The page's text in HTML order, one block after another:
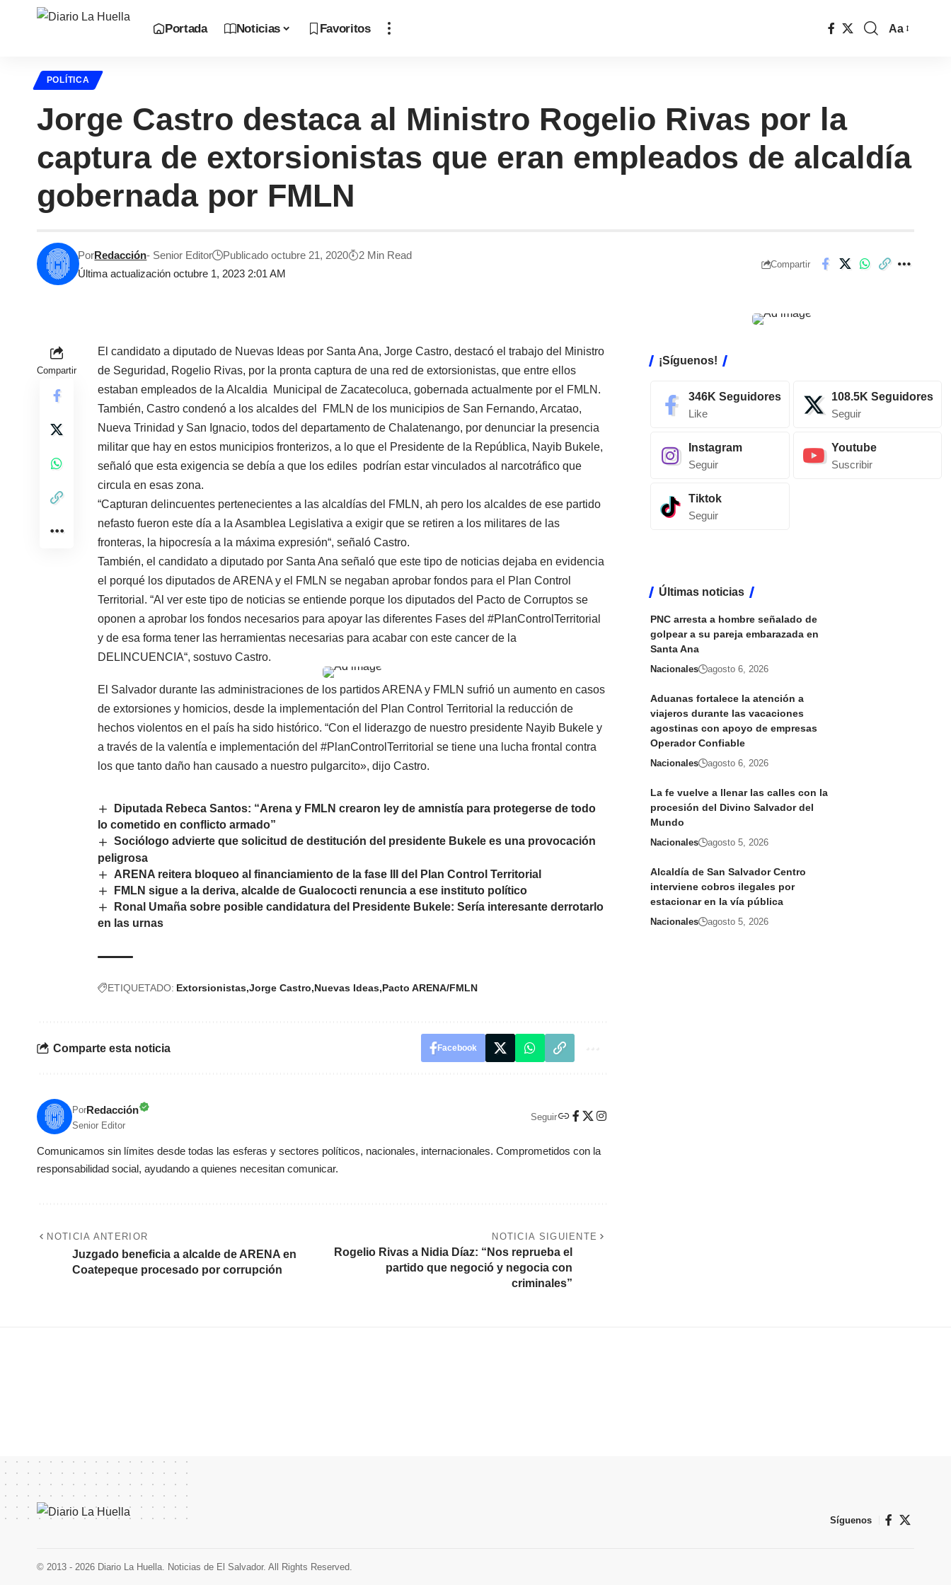
Portada Noticias Favoritos Aa
POLÍTICA
Jorge Castro destaca al Ministro Rogelio Rivas por la
captura de extorsionistas que eran empleados de alcaldía
gobernada por FMLN
Última actualización octubre 1, 2023 2:01 AM
PorRedacción- Senior Editor Publicado octubre 21, 2020 2 Min Read
Compartir
Compartir
El candidato a diputado de Nuevas Ideas por Santa Ana, Jorge Castro, destacó el trabajo del Ministro
de Seguridad, Rogelio Rivas, por la pronta captura de una red de extorsionistas, que entre ellos
estaban empleados de la Alcaldia Municipal de Zacatecoluca, gobernada actualmente por el FMLN.
También, Castro condenó a los alcaldes del FMLN de los municipios de San Fernando, Arcatao,
Nueva Trinidad y San Ignacio, todos del departamento de Chalatenango, por denunciar la presencia
militar que hay en estos municipios fronterizos, a lo que el Presidente de la República, Nayib Bukele,
señaló que esta exigencia se debía a que los ediles podrían estar vinculados al narcotráfico que
circula en esas zona.
“Capturan delincuentes pertenecientes a las alcaldías del FMLN, ah pero los alcaldes de ese partido
nefasto fueron este día a la Asamblea Legislativa a exigir que se retiren a los militares de las
fronteras, la hipocresía a la máxima expresión“, señaló Castro.
También, el candidato a diputado por Santa Ana señaló que este tipo de noticias dejaba en evidencia
el porqué los diputados de ARENA y el FMLN se negaban aprobar fondos para el Plan Control
Territorial. “Al ver este tipo de noticias se entiende porque los diputados del Pacto de Corruptos se
oponen a aprobar los fondos necesarios para apoyar las diferentes Fases del #PlanControlTerritorial
y de esa forma tener las herramientas necesarias para acabar con este cancer de la
DELINCUENCIA“, sostuvo Castro.
El Salvador durante las administraciones de los partidos ARENA y FMLN sufrió un aumento en casos
de extorsiones y homicios, desde la implementación del Plan Control Territorial la reducción de
hechos violentos en el país ha sido histórico. “Con el liderazgo de nuestro presidente Nayib Bukele y
a través de la valentía e implementación del #PlanControlTerritorial se tiene una lucha frontal contra
los que tanto daño han causado a nuestro pulgarcito», dijo Castro.
Diputada Rebeca Santos: “Arena y FMLN crearon ley de amnistía para protegerse de todo
lo cometido en conflicto armado”
Sociólogo advierte que solicitud de destitución del presidente Bukele es una provocación
peligrosa
ARENA reitera bloqueo al financiamiento de la fase III del Plan Control Territorial
FMLN sigue a la deriva, alcalde de Gualococti renuncia a ese instituto político
Ronal Umaña sobre posible candidatura del Presidente Bukele: Sería interesante derrotarlo
en las urnas
ETIQUETADO: Extorsionistas Jorge Castro Nuevas Ideas Pacto ARENA/FMLN
Comparte esta noticia Facebook
PorRedacción
Senior Editor
Seguir
Comunicamos sin límites desde todas las esferas y sectores políticos, nacionales, internacionales. Comprometidos con la
responsabilidad social, ayudando a quienes necesitan comunicar.
NOTICIA ANTERIOR
Juzgado beneficia a alcalde de ARENA en
Coatepeque procesado por corrupción
NOTICIA SIGUIENTE
Rogelio Rivas a Nidia Díaz: “Nos reprueba el
partido que negoció y negocia con
criminales”
¡Síguenos!
346K Seguidores
Like
108.5K Seguidores
Seguir
Instagram
Seguir
Youtube
Suscribir
Tiktok
Seguir
Últimas noticias
PNC arresta a hombre señalado de
golpear a su pareja embarazada en
Santa Ana
Nacionales agosto 6, 2026
Aduanas fortalece la atención a
viajeros durante las vacaciones
agostinas con apoyo de empresas
Operador Confiable
Nacionales agosto 6, 2026
La fe vuelve a llenar las calles con la
procesión del Divino Salvador del
Mundo
Nacionales agosto 5, 2026
Alcaldía de San Salvador Centro
interviene cobros ilegales por
estacionar en la vía pública
Nacionales agosto 5, 2026
Síguenos
© 2013 - 2026 Diario La Huella. Noticias de El Salvador. All Rights Reserved.